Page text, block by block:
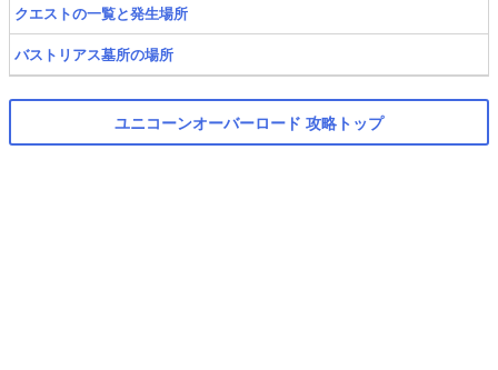
クエストの一覧と発生場所
バストリアス墓所の場所
ユニコーンオーバーロード 攻略トップ